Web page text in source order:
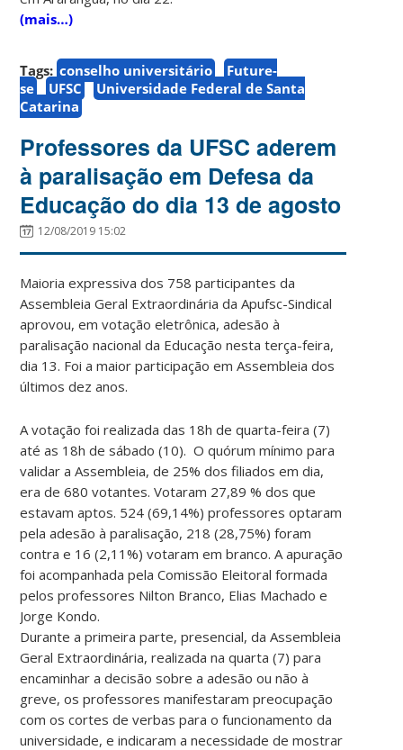
(mais…)
Tags: conselho universitário
Future-
se
UFSC
Universidade Federal de Santa
Catarina
Professores da UFSC aderem
à paralisação em Defesa da
Educação do dia 13 de agosto
12/08/2019 15:02
Maioria expressiva dos 758 participantes da
Assembleia Geral Extraordinária da Apufsc-Sindical
aprovou, em votação eletrônica, adesão à
paralisação nacional da Educação nesta terça-feira,
dia 13. Foi a maior participação em Assembleia dos
últimos dez anos.
A votação foi realizada das 18h de quarta-feira (7)
até as 18h de sábado (10). O quórum mínimo para
validar a Assembleia, de 25% dos filiados em dia,
era de 680 votantes. Votaram 27,89 % dos que
estavam aptos. 524 (69,14%) professores optaram
pela adesão à paralisação, 218 (28,75%) foram
contra e 16 (2,11%) votaram em branco. A apuração
foi acompanhada pela Comissão Eleitoral formada
pelos professores Nilton Branco, Elias Machado e
Jorge Kondo.
Durante a primeira parte, presencial, da Assembleia
Geral Extraordinária, realizada na quarta (7) para
encaminhar a decisão sobre a adesão ou não à
greve, os professores manifestaram preocupação
com os cortes de verbas para o funcionamento da
universidade, e indicaram a necessidade de mostrar